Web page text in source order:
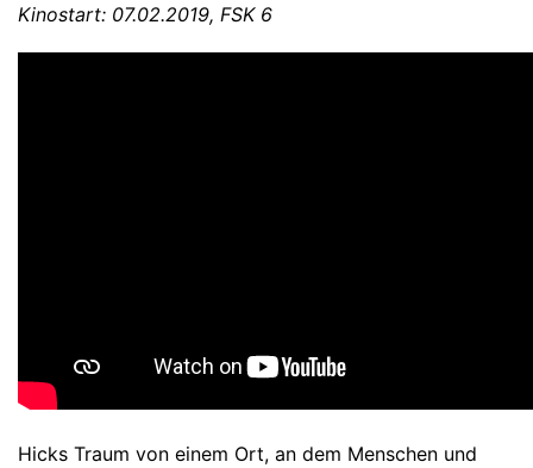
Kinostart: 07.02.2019, FSK 6
Hicks Traum von einem Ort, an dem Menschen und